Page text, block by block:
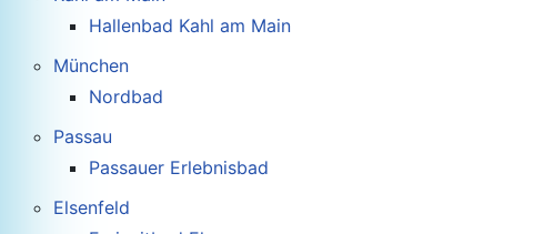
Hallenbad Kahl am Main
München
Nordbad
Passau
Passauer Erlebnisbad
Elsenfeld